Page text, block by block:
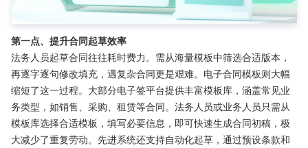
第一点、提升合同起草效率​
法务人员起草合同往往耗时费力。需从海量模板中筛选合适版本，
再逐字逐句修改填充，遇复杂合同更是艰难。电子合同模板则大幅
缩短了这一过程。大部分电子签平台提供丰富模板库，涵盖常见业
务类型，如销售、采购、租赁等合同。法务人员或业务人员只需从
模板库选择合适模板，填写必要信息，即可快速生成合同初稿，极
大减少了重复劳动。先进系统还支持自动化起草，通过预设条款和